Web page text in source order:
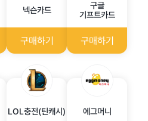
넥슨카드
구매하기
구글
기프트카드
구매하기
LOL충전(틴캐시) 에그머니